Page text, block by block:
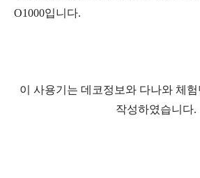
O1000입니다.
이 사용기는 데코정보와 다나와 체
작성하였습니다.